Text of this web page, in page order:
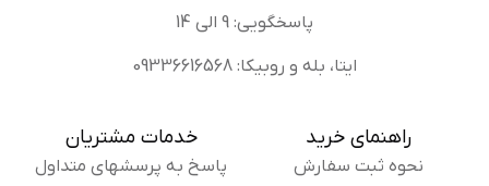
پاسخگویی: 9 الی 14
ایتا، بله و روبیکا: 09336616568
راهنمای خرید
نحوه ثبت سفارش
خدمات مشتریان
پاسخ به پرسشهای متداول